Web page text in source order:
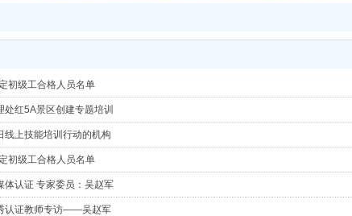
初级工合格人员名单
红5A景区创建专题培训
线上技能培训行动的机构
初级工合格人员名单
体认证 专家委员：吴赵军
认证教师专访——吴赵军